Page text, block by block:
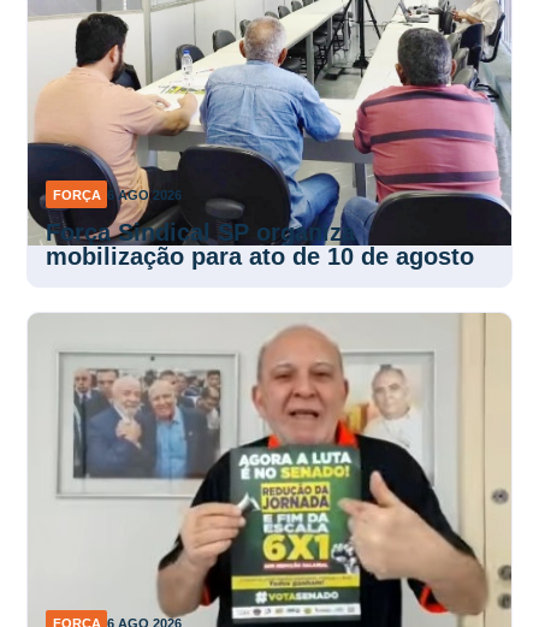
FORÇA 6 AGO 2026
Força Sindical SP organiza
mobilização para ato de 10 de agosto
FORÇA 6 AGO 2026